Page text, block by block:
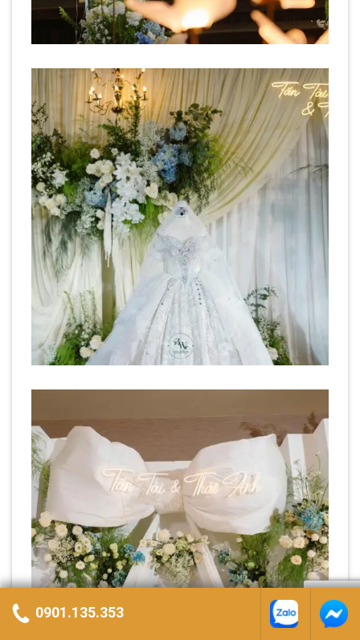
0901.135.353